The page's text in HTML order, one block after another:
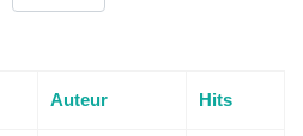
Auteur Hits